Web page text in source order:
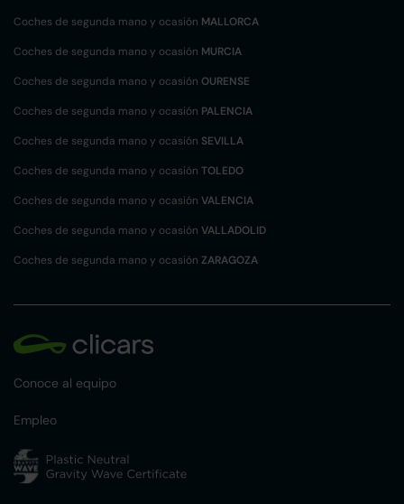
Coches de segunda mano y ocasión MALLORCA
Coches de segunda mano y ocasión MURCIA
Coches de segunda mano y ocasión OURENSE
Coches de segunda mano y ocasión PALENCIA
Coches de segunda mano y ocasión SEVILLA
Coches de segunda mano y ocasión TOLEDO
Coches de segunda mano y ocasión VALENCIA
Coches de segunda mano y ocasión VALLADOLID
Coches de segunda mano y ocasión ZARAGOZA
Conoce al equipo
Empleo